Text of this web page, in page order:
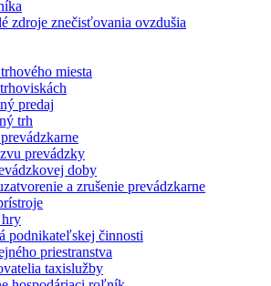
zdroje znečisťovania ovzdušia
miesta
predaj
trh
prevádzky
doby
a zrušenie prevádzkarne
hry
podnikateľskej činnosti
priestranstva
taxislužby